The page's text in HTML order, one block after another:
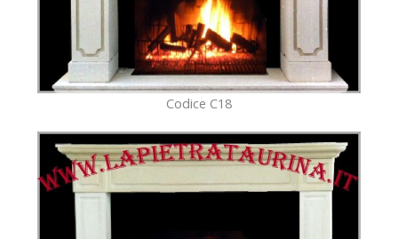
Codice C18